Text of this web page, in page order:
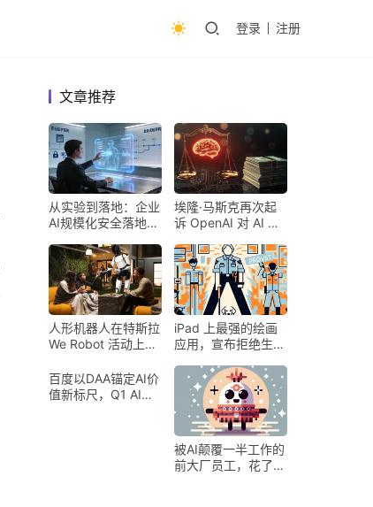
登录 注册
文章推荐
从实验到落地：企业
AI规模化安全落地的
埃隆·马斯克再次起
诉 OpenAI 对 AI 行
人形机器人在特斯拉
We Robot 活动上为
iPad 上最强的绘画
应用，宣布拒绝生成
百度以DAA锚定AI价
值新标尺，Q1 AI营
被AI颠覆一半工作的
前大厂员工，花了8